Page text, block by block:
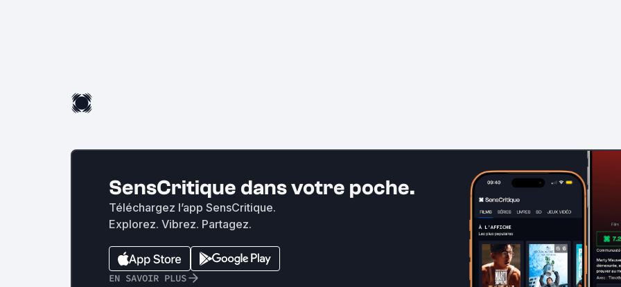
SensCritique dans votre poche.
Téléchargez l’app SensCritique.
Explorez. Vibrez. Partagez.
EN SAVOIR PLUS